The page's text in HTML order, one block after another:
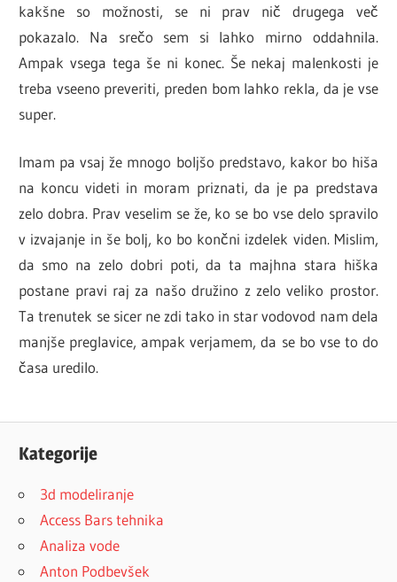
kakšne so možnosti, se ni prav nič drugega več
pokazalo. Na srečo sem si lahko mirno oddahnila.
Ampak vsega tega še ni konec. Še nekaj malenkosti je
treba vseeno preveriti, preden bom lahko rekla, da je vse
super.
Imam pa vsaj že mnogo boljšo predstavo, kakor bo hiša
na koncu videti in moram priznati, da je pa predstava
zelo dobra. Prav veselim se že, ko se bo vse delo spravilo
v izvajanje in še bolj, ko bo končni izdelek viden. Mislim,
da smo na zelo dobri poti, da ta majhna stara hiška
postane pravi raj za našo družino z zelo veliko prostor.
Ta trenutek se sicer ne zdi tako in star vodovod nam dela
manjše preglavice, ampak verjamem, da se bo vse to do
časa uredilo.
Kategorije
3d modeliranje
Access Bars tehnika
Analiza vode
Anton Podbevšek